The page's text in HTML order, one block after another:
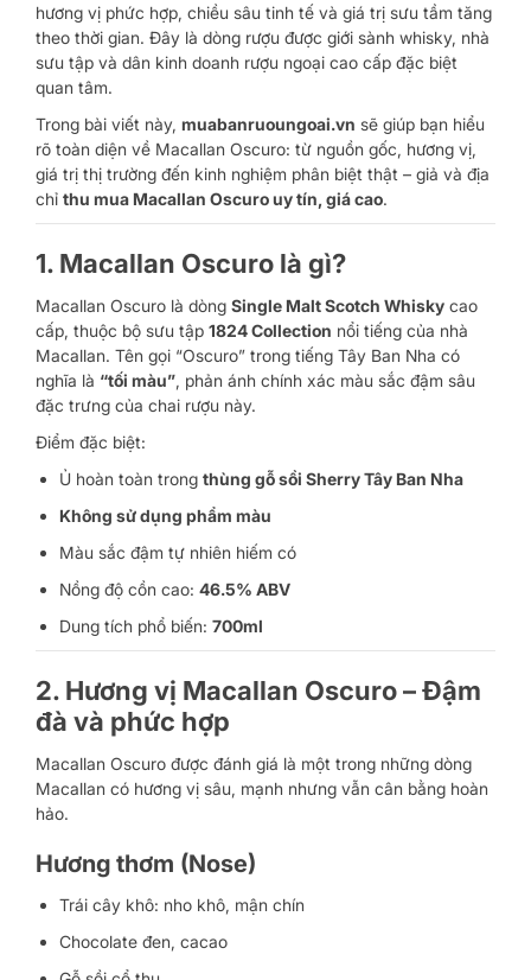
hương vị phức hợp, chiều sâu tinh tế và giá trị sưu tầm tăng
theo thời gian. Đây là dòng rượu được giới sành whisky, nhà
sưu tập và dân kinh doanh rượu ngoại cao cấp đặc biệt
quan tâm.
Trong bài viết này, muabanruoungoai.vn sẽ giúp bạn hiểu
rõ toàn diện về Macallan Oscuro: từ nguồn gốc, hương vị,
giá trị thị trường đến kinh nghiệm phân biệt thật – giả và địa
chỉ thu mua Macallan Oscuro uy tín, giá cao.
1. Macallan Oscuro là gì?
Macallan Oscuro là dòng Single Malt Scotch Whisky cao
cấp, thuộc bộ sưu tập 1824 Collection nổi tiếng của nhà
Macallan. Tên gọi “Oscuro” trong tiếng Tây Ban Nha có
nghĩa là “tối màu”, phản ánh chính xác màu sắc đậm sâu
đặc trưng của chai rượu này.
Điểm đặc biệt:
Ủ hoàn toàn trong thùng gỗ sồi Sherry Tây Ban Nha
Không sử dụng phẩm màu
Màu sắc đậm tự nhiên hiếm có
Nồng độ cồn cao: 46.5% ABV
Dung tích phổ biến: 700ml
2. Hương vị Macallan Oscuro – Đậm
đà và phức hợp
Macallan Oscuro được đánh giá là một trong những dòng
Macallan có hương vị sâu, mạnh nhưng vẫn cân bằng hoàn
hảo.
Hương thơm (Nose)
Trái cây khô: nho khô, mận chín
Chocolate đen, cacao